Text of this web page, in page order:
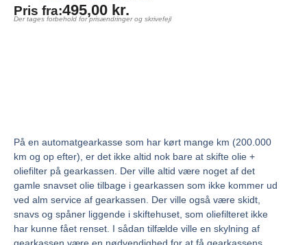
Pris fra:495,00 kr.
Der tages forbehold for prisændringer og skrivefejl
På en automatgearkasse som har kørt mange km (200.000
km og op efter), er det ikke altid nok bare at skifte olie +
oliefilter på gearkassen. Der ville altid være noget af det
gamle snavset olie tilbage i gearkassen som ikke kommer ud
ved alm service af gearkassen. Der ville også være skidt,
snavs og spåner liggende i skiftehuset, som oliefilteret ikke
har kunne fået renset. I sådan tilfælde ville en skylning af